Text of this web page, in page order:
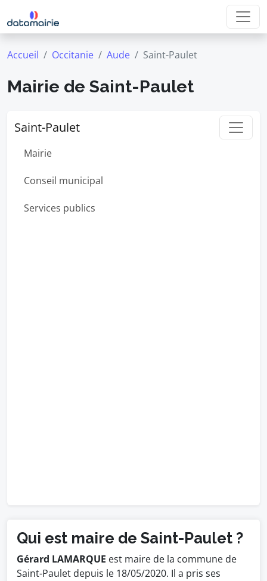
Accueil Occitanie Aude Saint-Paulet
Mairie de Saint-Paulet
Saint-Paulet
Mairie
Conseil municipal
Services publics
Qui est maire de Saint-Paulet ?
Gérard LAMARQUE est maire de la commune de
Saint-Paulet depuis le 18/05/2020. Il a pris ses